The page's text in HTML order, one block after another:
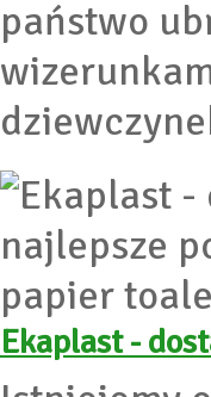
państwo
Ekaplast -